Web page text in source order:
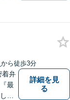
穏
志
組
から徒歩3分
着弁
最
ま
詳細を見
る